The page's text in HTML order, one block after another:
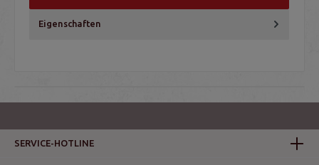
Eigenschaften
SERVICE-HOTLINE